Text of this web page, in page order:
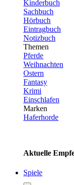
Kinderbuch
Sachbuch
Hörbuch
Eintragbuch
Notizbuch
Themen
Pferde
Weihnachten
Ostern
Fantasy
Krimi
Einschlafen
Marken
Haferhorde
Aktuelle
Spiele